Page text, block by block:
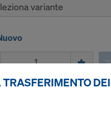
variante
TRASFERIMENTO DEI